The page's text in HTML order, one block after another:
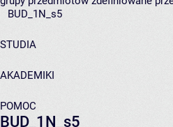
BUD_1N_s5
STUDIA
AKADEMIKI
POMOC
BUD_1N_s5